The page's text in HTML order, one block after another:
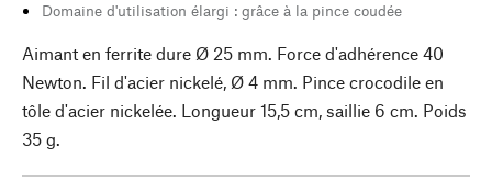
Domaine d'utilisation élargi : grâce à la pince coudée
Aimant en ferrite dure Ø 25 mm. Force d'adhérence 40
Newton. Fil d'acier nickelé, Ø 4 mm. Pince crocodile en
tôle d'acier nickelée. Longueur 15,5 cm, saillie 6 cm. Poids
35 g.